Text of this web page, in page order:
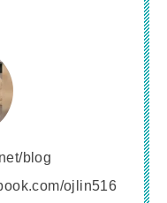
blog
ojlin516